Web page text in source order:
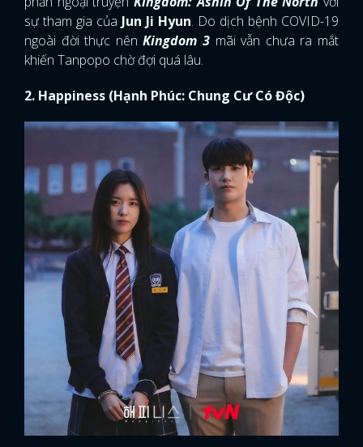
sự tham gia của Jun Ji Hyun. Do dịch bệnh COVID-19
ngoài đời thực nênKingdom 3 mãi vẫn chưa ra mắt
khiến Tanpopo chờ đợi quá lâu.
2. Happiness (Hạnh Phúc: Chung Cư Có Độc)